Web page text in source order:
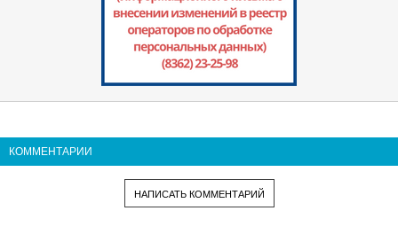
КОММЕНТАРИИ
НАПИСАТЬ КОММЕНТАРИЙ